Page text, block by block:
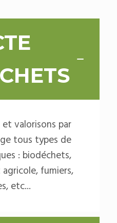
valorisons par
tous types de
: biodéchets,
fumiers,
etc...